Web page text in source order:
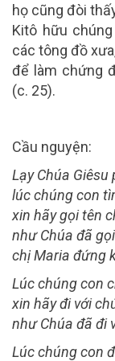
họ cũng đòi
Kitô hữu
các tông đồ
để làm chứng
(c. 25).
Cầu nguyện:
Lạy Chúa Giêsu
lúc chúng con
xin hãy gọi tên
như Chúa đã
chị Maria đứng
Lúc chúng con
xin hãy đi với
như Chúa đã đi
Lúc chúng con